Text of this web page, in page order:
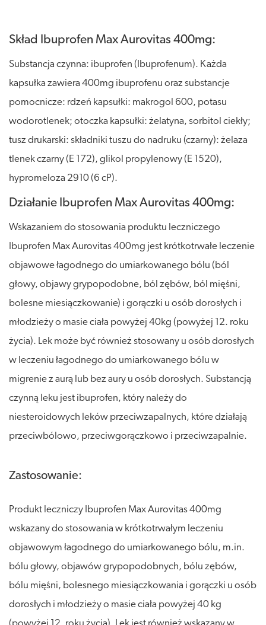
Skład Ibuprofen Max Aurovitas 400mg:
Substancja czynna: ibuprofen (Ibuprofenum). Każda
kapsułka zawiera 400mg ibuprofenu oraz substancje
pomocnicze: rdzeń kapsułki: makrogol 600, potasu
wodorotlenek; otoczka kapsułki: żelatyna, sorbitol ciekły;
tusz drukarski: składniki tuszu do nadruku (czarny): żelaza
tlenek czarny (E 172), glikol propylenowy (E 1520),
hypromeloza 2910 (6 cP).
Działanie Ibuprofen Max Aurovitas 400mg:
Wskazaniem do stosowania produktu leczniczego
Ibuprofen Max Aurovitas 400mg jest krótkotrwałe leczenie
objawowe łagodnego do umiarkowanego bólu (ból
głowy, objawy grypopodobne, ból zębów, ból mięśni,
bolesne miesiączkowanie) i gorączki u osób dorosłych i
młodzieży o masie ciała powyżej 40kg (powyżej 12. roku
życia). Lek może być również stosowany u osób dorosłych
w leczeniu łagodnego do umiarkowanego bólu w
migrenie z aurą lub bez aury u osób dorosłych. Substancją
czynną leku jest ibuprofen, który należy do
niesteroidowych leków przeciwzapalnych, które działają
przeciwbólowo, przeciwgorączkowo i przeciwzapalnie.
Zastosowanie:
Produkt leczniczy Ibuprofen Max Aurovitas 400mg
wskazany do stosowania w krótkotrwałym leczeniu
objawowym łagodnego do umiarkowanego bólu, m.in.
bólu głowy, objawów grypopodobnych, bólu zębów,
bólu mięśni, bolesnego miesiączkowania i gorączki u osób
dorosłych i młodzieży o masie ciała powyżej 40 kg